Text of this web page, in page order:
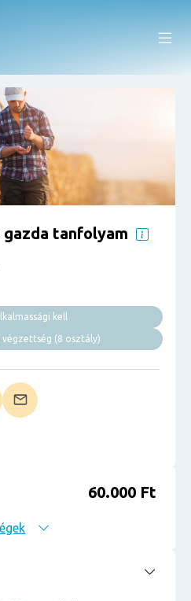
gazda tanfolyam
kell
(8 osztály)
60.000 Ft